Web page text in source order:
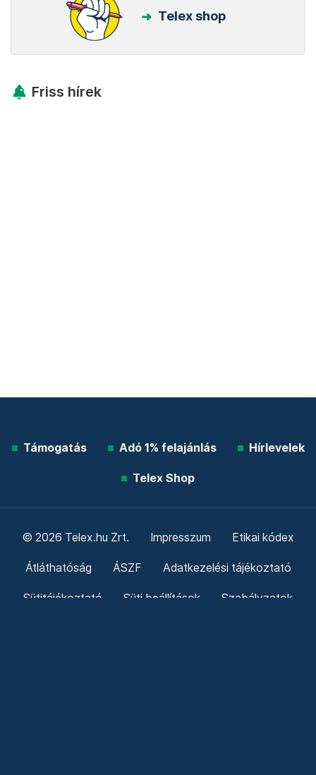
Telex shop
Friss hírek
Támogatás Adó 1% felajánlás Hírlevelek
Telex Shop
© 2026 Telex.hu Zrt. Impresszum Etikai kódex
Átláthatóság ÁSZF Adatkezelési tájékoztató
Sütitájékoztató Süti beállítások Szabályzatok